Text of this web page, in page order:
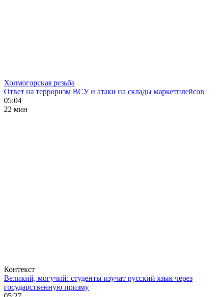
Холмогорская резьба
Ответ на терроризм ВСУ и атаки на склады маркетплейсов
05:04
22 мин
Контекст
Великий, могучий: студенты изучат русский язык через
государственную призму